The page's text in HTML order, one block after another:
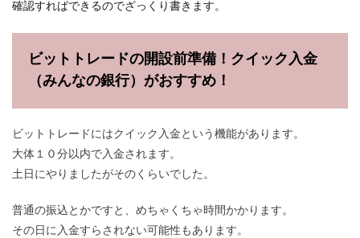
確認すればできるのでざっくり書きます。
ビットトレードの開設前準備！クイック入金
（みんなの銀行）がおすすめ！
ビットトレードにはクイック入金という機能があります。
大体１０分以内で入金されます。
土日にやりましたがそのくらいでした。
普通の振込とかですと、めちゃくちゃ時間かかります。
その日に入金すらされない可能性もあります。